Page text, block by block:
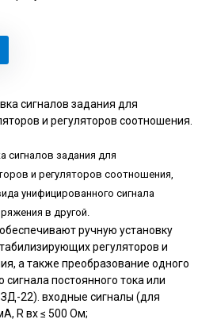
сигналов задания для
и регуляторов соотношения.
сигналов задания для
и регуляторов соотношения,
унифицированного сигнала
в другой.
ручную установку
регуляторов и
а также преобразование одного
постоянного тока или
22). входные сигналы (для
R вх ≤ 500 Ом;